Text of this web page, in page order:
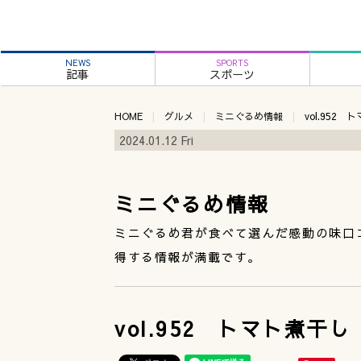
NEWS
記事
SPORTS
スポーツ
HOME グルメ ミニぐるめ情報 vol.952 ト
2024.01.12 Fri
ミニぐるめ情報
ミニぐるめ君が食べて選んだ感動の味
得する情報が満載です。
vol.952 トマト煮干し